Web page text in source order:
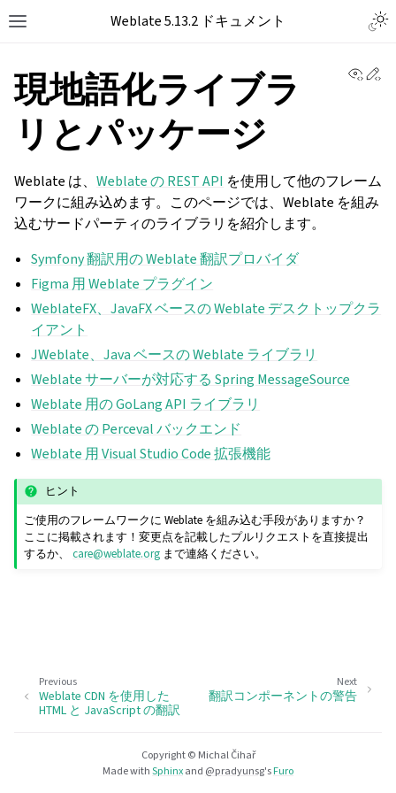
Toggle site navigation sidebarWeblate 5.13.2 ドキュメント
現地語化ライブラ
リとパッケージ
Weblate は、 Weblate の REST API を使用して他のフレーム
ワークに組み込めます。このページでは、Weblate を組み
込むサードパーティのライブラリを紹介します。
Symfony 翻訳用の Weblate 翻訳プロバイダ
Figma 用 Weblate プラグイン
WeblateFX、JavaFX ベースの Weblate デスクトップクラ
イアント
JWeblate、Java ベースの Weblate ライブラリ
Weblate サーバーが対応する Spring MessageSource
Weblate 用の GoLang API ライブラリ
Weblate の Perceval バックエンド
Weblate 用 Visual Studio Code 拡張機能
ヒント
ご使用のフレームワークに Weblate を組み込む手段がありますか？
ここに掲載されます！変更点を記載したプルリクエストを直接提出
するか、care@weblate.org まで連絡ください。
Next
翻訳コンポーネントの警告
Previous
Weblate CDN を使用した
HTML と JavaScript の翻訳
Copyright © Michal Čihař
Made withSphinxand @pradyunsg'sFuro